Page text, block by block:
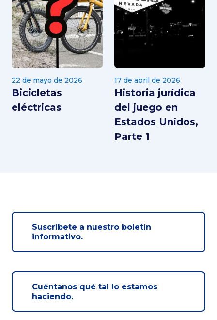
22 de mayo de 2026
Bicicletas
eléctricas
17 de abril de 2026
Historia jurídica
del juego en
Estados Unidos,
Parte 1
Suscríbete a nuestro boletín
informativo.
Cuéntanos qué tal lo estamos
haciendo.